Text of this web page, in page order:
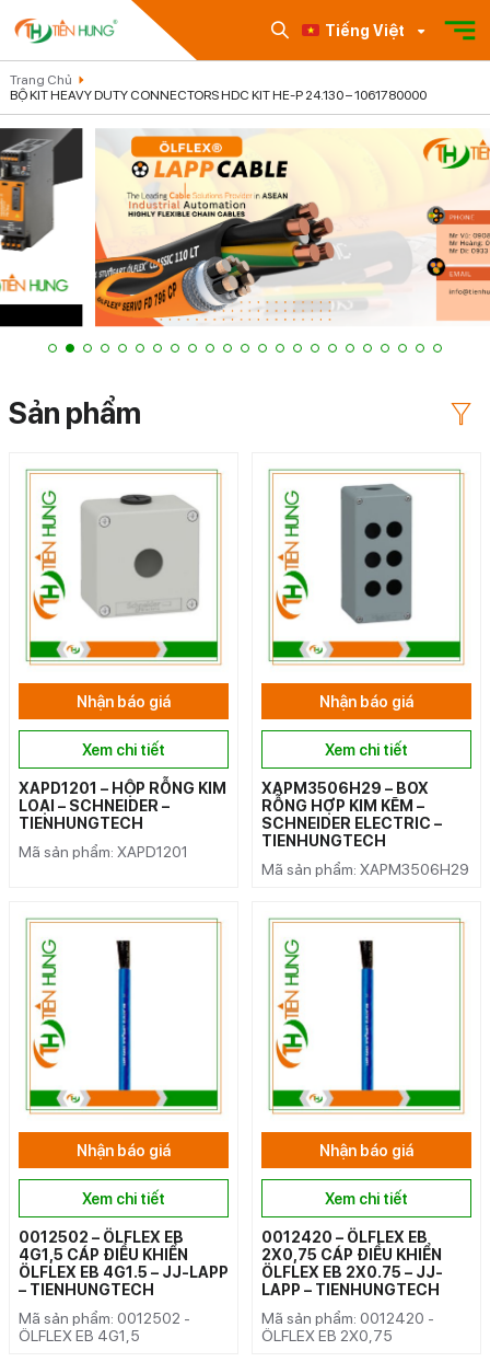
Tiếng Việt
Trang Chủ
BỘ KIT HEAVY DUTY CONNECTORS HDC KIT HE-P 24.130 – 1061780000
Sản phẩm
Nhận báo giá
Xem chi tiết
XAPD1201 – HỘP RỖNG KIM
LOẠI – SCHNEIDER –
TIENHUNGTECH
Mã sản phẩm: XAPD1201
Nhận báo giá
Xem chi tiết
XAPM3506H29 – BOX
RỖNG HỢP KIM KẼM –
SCHNEIDER ELECTRIC –
TIENHUNGTECH
Mã sản phẩm: XAPM3506H29
Nhận báo giá
Xem chi tiết
0012502 – ÖLFLEX EB
4G1,5 CÁP ĐIỀU KHIỂN
ÖLFLEX EB 4G1.5 – JJ-LAPP
– TIENHUNGTECH
Mã sản phẩm: 0012502 -
ÖLFLEX EB 4G1,5
Nhận báo giá
Xem chi tiết
0012420 – ÖLFLEX EB
2X0,75 CÁP ĐIỀU KHIỂN
ÖLFLEX EB 2X0.75 – JJ-
LAPP – TIENHUNGTECH
Mã sản phẩm: 0012420 -
ÖLFLEX EB 2X0,75